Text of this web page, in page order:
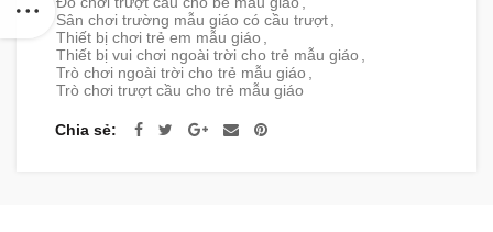
Sân chơi trường mẫu giáo có cầu trượt
Thiết bị chơi trẻ em mẫu giáo
Thiết bị vui chơi ngoài trời cho trẻ mẫu giáo
Trò chơi ngoài trời cho trẻ mẫu giáo
Trò chơi trượt cầu cho trẻ mẫu giáo
Chia sẻ